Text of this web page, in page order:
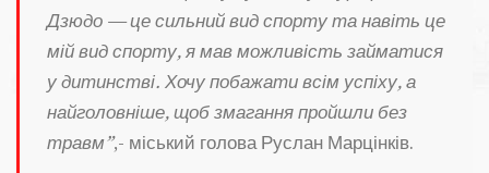
Дзюдо — це сильний вид спорту та навіть це
мій вид спорту, я мав можливість займатися
у дитинстві. Хочу побажати всім успіху, а
найголовніше, щоб змагання пройшли без
травм”,- міський голова Руслан Марцінків.